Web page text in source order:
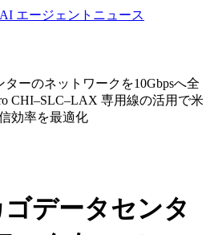
AI エージェント ニュース
ーのネットワークを10Gbpsへ全
CHI–SLC–LAX 専用線の活用で米
効率を最適化
データセンタ